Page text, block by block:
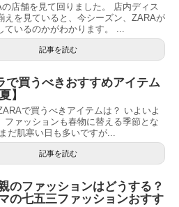
店舗を見て回りました。 店内ディス
えを見ていると、今シーズン、ZARAが
ているのかがわかります。 ...
記事を読む
で買うべきおすすめアイテム
】
で買うべきアイテムは？ いよいよ
ファッションも春物に替える季節とな
だ肌寒い日も多いですが...
記事を読む
のファッションはどうする？
の七五三ファッションおすす